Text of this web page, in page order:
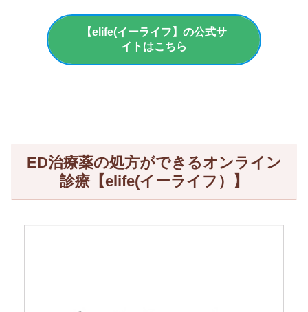
【elife(イーライフ】の公式サ
イトはこちら
ED治療薬の処方ができるオンライン
診療【elife(イーライフ）】